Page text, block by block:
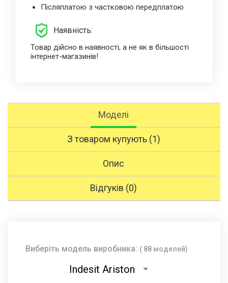
Післяплатою з частковою передплатою
Наявність:
Товар дійсно в наявності, а не як в більшості
інтернет-магазинів!
Моделі
З товаром купують (1)
Опис
Відгуків (0)
Виберіть модель виробника: ( 88 моделей)
Indesit Ariston